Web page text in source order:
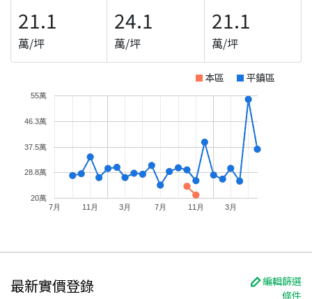
21.1
萬/坪
24.1
萬/坪
21.1
萬/坪
本區 平鎮區
7月 11月 3月 7月 11月 3月
20萬
28.8萬
37.5萬
46.3萬
55萬
最新實價登錄
編輯篩選
條件